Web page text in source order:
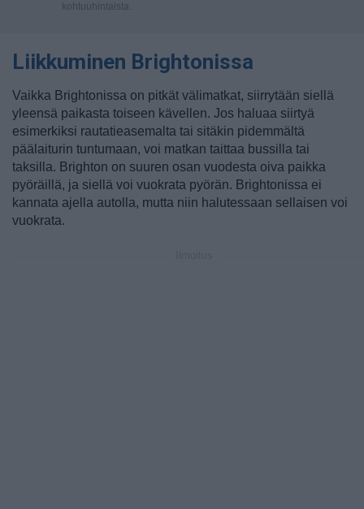
kohtuuhintaista.
Liikkuminen Brightonissa
Vaikka Brightonissa on pitkät välimatkat, siirrytään siellä
yleensä paikasta toiseen kävellen. Jos haluaa siirtyä
esimerkiksi rautatieasemalta tai sitäkin pidemmältä
päälaiturin tuntumaan, voi matkan taittaa bussilla tai
taksilla. Brighton on suuren osan vuodesta oiva paikka
pyöräillä, ja siellä voi vuokrata pyörän. Brightonissa ei
kannata ajella autolla, mutta niin halutessaan sellaisen voi
vuokrata.